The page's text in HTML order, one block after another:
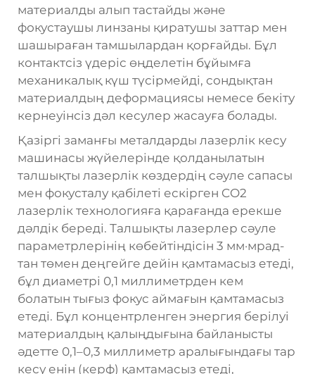
материалды алып тастайды және
фокустаушы линзаны қиратушы заттар мен
шашыраған тамшылардан қорғайды. Бұл
контактсіз үдеріс өңделетін бұйымға
механикалық күш түсірмейді, сондықтан
материалдың деформациясы немесе бекіту
кернеуінсіз дәл кесулер жасауға болады.
Қазіргі заманғы металдарды лазерлік кесу
машинасы жүйелерінде қолданылатын
талшықты лазерлік көздердің сәуле сапасы
мен фокусталу қабілеті ескірген CO2
лазерлік технологияға қарағанда ерекше
дәлдік береді. Талшықты лазерлер сәуле
параметрлерінің көбейтіндісін 3 мм·мрад-
тан төмен деңгейге дейін қамтамасыз етеді,
бұл диаметрі 0,1 миллиметрден кем
болатын тығыз фокус аймағын қамтамасыз
етеді. Бұл концентрленген энергия берілуі
материалдың қалыңдығына байланысты
әдетте 0,1–0,3 миллиметр аралығындағы тар
кесу енін (керф) қамтамасыз етеді,